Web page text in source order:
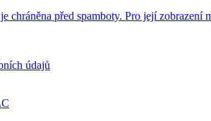
chráněna před spamboty. Pro její zobrazení
údajů